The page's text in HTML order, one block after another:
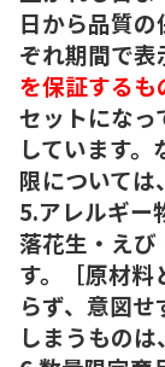
日から品質
ぞれ期間で表
を保証するも
セットになっ
しています
限については
5.アレルギー
落花生・えび
す。［原材料
らず、意図
しまうものは